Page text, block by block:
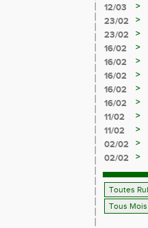
12/03
>
23/02 >
23/02
>
16/02 >
16/02 >
16/02
>
16/02 >
16/02 >
11/02 >
11/02
>
02/02 >
02/02
>